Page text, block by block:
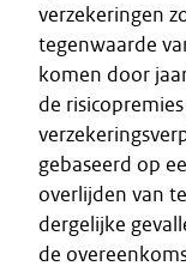
verzekeringen
tegenwaarde
komen door
de
gebaseerd op
overlijden van
dergelijke
de